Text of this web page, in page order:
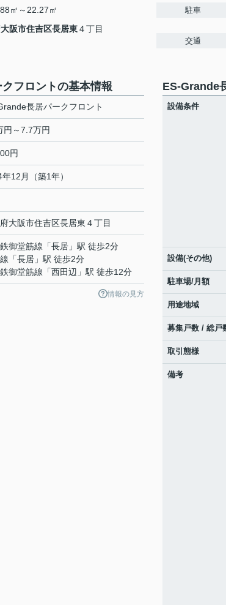
㎡～22.27㎡
大阪市住吉区長居東４丁目
駐車
交通
フロントの基本情報
長居パークフロント
円～7.7万円
円
12月（築1年）
大阪市住吉区長居東 ４丁目
御堂筋線 「長居 」駅 徒歩2分
「長居 」駅 徒歩2分
御堂筋線 「西田辺 」駅 徒歩12分
情報の見方
ES‐Grande
設備条件
設備(その他)
駐車場/月額
用途地域
募集戸数 / 総戸
取引態様
備考